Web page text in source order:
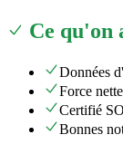
Ce qu'on
Données
Force
Certifié
Bonnes